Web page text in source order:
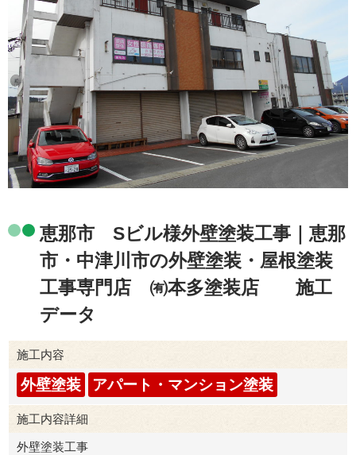
恵那市 Sビル様外壁塗装工事｜恵那
市・中津川市の外壁塗装・屋根塗装
工事専門店 ㈲本多塗装店 施工
データ
施工内容
外壁塗装 アパート・マンション塗装
施工内容詳細
外壁塗装工事